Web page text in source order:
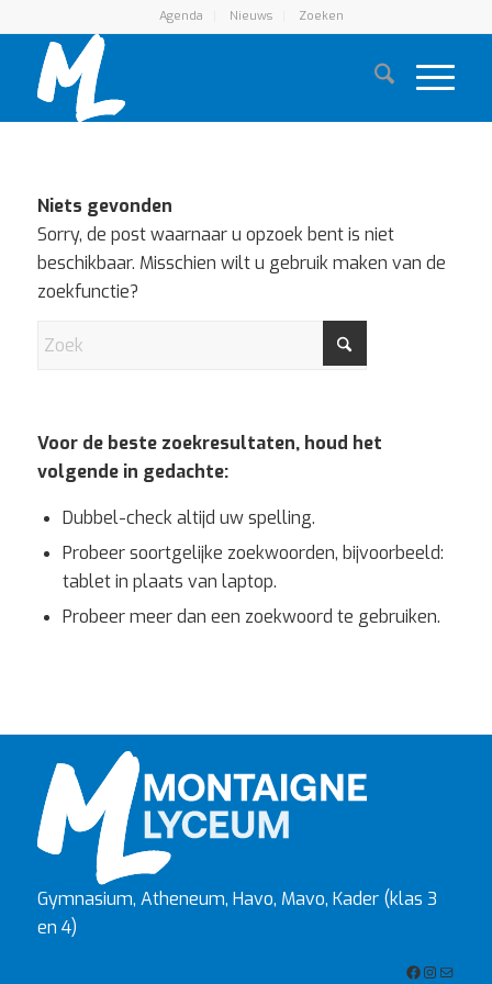
Agenda Nieuws Zoeken
Niets gevonden
Sorry, de post waarnaar u opzoek bent is niet
beschikbaar. Misschien wilt u gebruik maken van de
zoekfunctie?
Voor de beste zoekresultaten, houd het
volgende in gedachte:
Dubbel-check altijd uw spelling.
Probeer soortgelijke zoekwoorden, bijvoorbeeld:
tablet in plaats van laptop.
Probeer meer dan een zoekwoord te gebruiken.
Gymnasium, Atheneum, Havo, Mavo, Kader (klas 3
en 4)
Facebook
E-mail